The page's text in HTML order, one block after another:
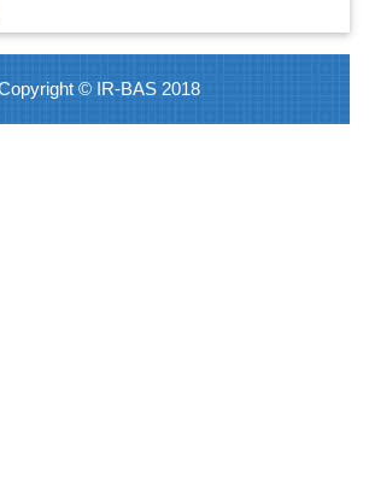
© IR-BAS 2018